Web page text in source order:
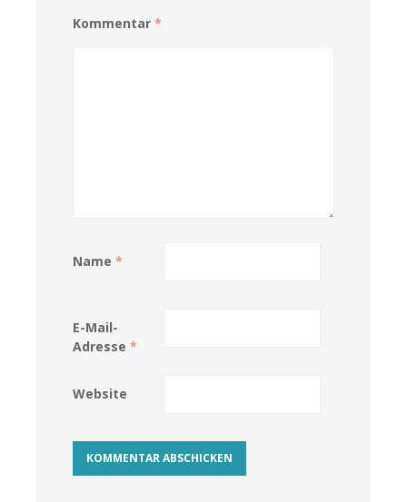
Kommentar *
Name *
E-Mail-
Adresse *
Website